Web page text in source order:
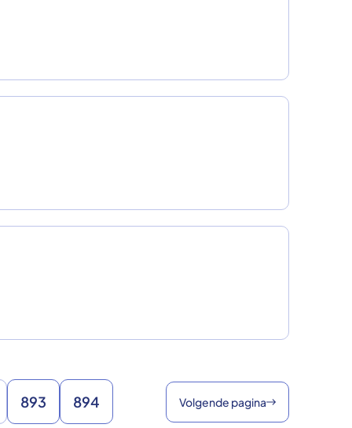
893 894 Volgende pagina